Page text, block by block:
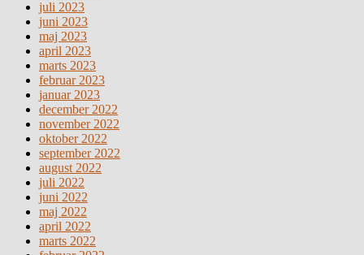
juli 2023
juni 2023
maj 2023
april 2023
marts 2023
februar 2023
januar 2023
december 2022
november 2022
oktober 2022
september 2022
august 2022
juli 2022
juni 2022
maj 2022
april 2022
marts 2022